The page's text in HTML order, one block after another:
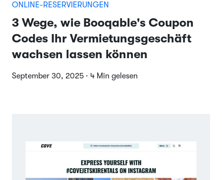
ONLINE-RESERVIERUNGEN
3 Wege, wie Booqable's Coupon
Codes Ihr Vermietungsgeschäft
wachsen lassen können
September 30, 2025 · 4 Min gelesen